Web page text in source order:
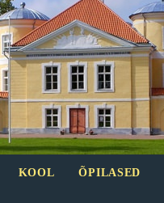
KOOL ÕPILASED